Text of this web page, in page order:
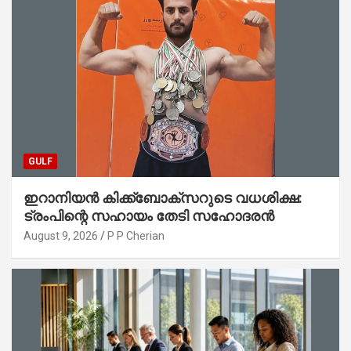
GULF
ഇറാനിയൻ കിക്ക്ബോക്സറുടെ വധശിക്ഷ:
ട്രംപിന്റെ സഹായം തേടി സഹോദരൻ
August 9, 2026 P P Cherian